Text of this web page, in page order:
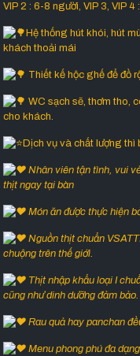
VIP 2 : 6-8 người, VIP 3, VIP 4
Hệ thống hút khói, hút
khách thoải mái
Thiết kế hộc ghế để đồ
WC sạch sẽ, thơm tho,
cho khách.
Dịch vụ và chất lượng thì
Nhân viên tận tình, vui
thịt ngay tại bàn
Món ăn được thực hiện
Nguồn thịt chuẩn
chuộng trên thế giới.
Thịt nhập khẩu loại I
cũng như dinh dưỡng đảm bảo.
Rau quả hay panchan
Menu phong phú đa